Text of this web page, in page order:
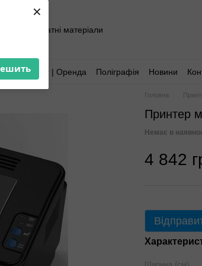
×
та витратні матеріали
Аутсорсинг | Оренда Поліграфія Новини
Головна
Принтер
Немає в
4 842